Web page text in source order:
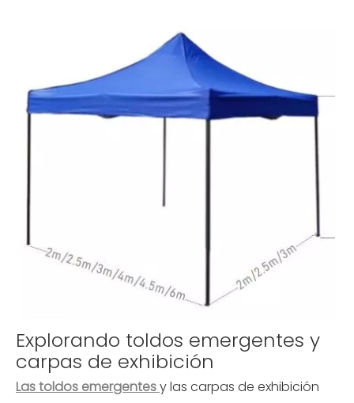
Explorando toldos emergentes y
carpas de exhibición
Las toldos emergentesy las carpas de exhibición